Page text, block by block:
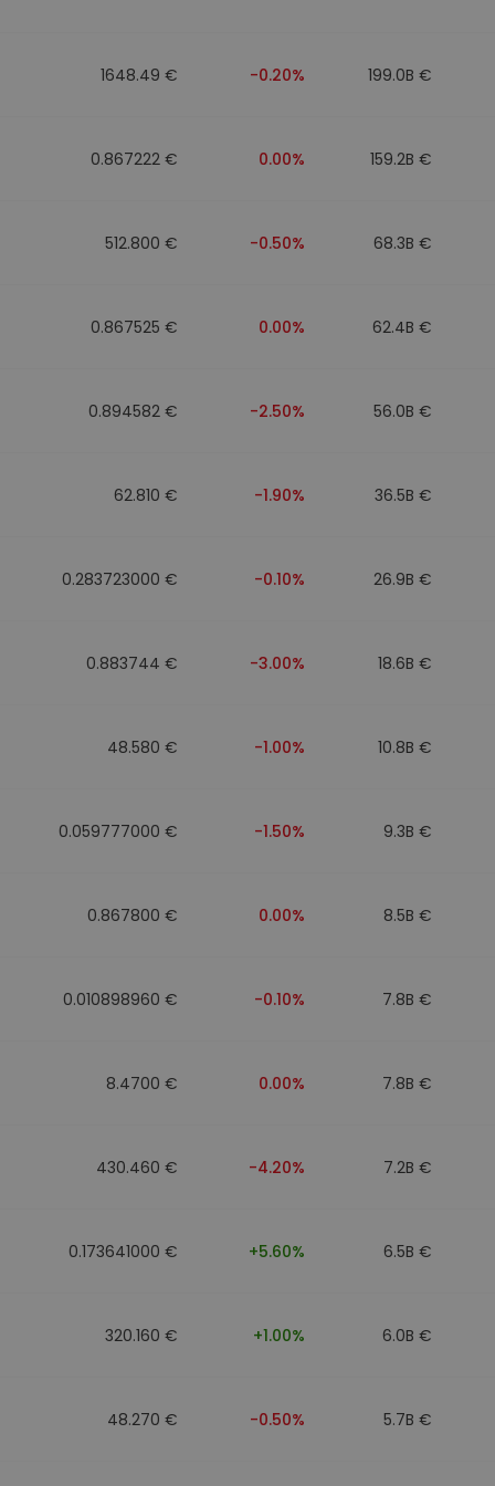
1648.49 € -0.20% 199.0B €
0.867222 € 0.00% 159.2B €
512.800 € -0.50% 68.3B €
0.867525 € 0.00% 62.4B €
0.894582 € -2.50% 56.0B €
62.810 € -1.90% 36.5B €
0.283723000 € -0.10% 26.9B €
0.883744 € -3.00% 18.6B €
48.580 € -1.00% 10.8B €
0.059777000 € -1.50% 9.3B €
0.867800 € 0.00% 8.5B €
0.010898960 € -0.10% 7.8B €
8.4700 € 0.00% 7.8B €
430.460 € -4.20% 7.2B €
0.173641000 € +5.60% 6.5B €
320.160 € +1.00% 6.0B €
48.270 € -0.50% 5.7B €